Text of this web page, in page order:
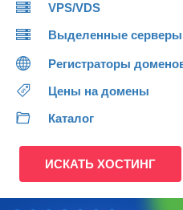
VPS/VDS
Выделенные серверы
Регистраторы
Цены на домены
Каталог
ИСКАТЬ ХОСТИНГ